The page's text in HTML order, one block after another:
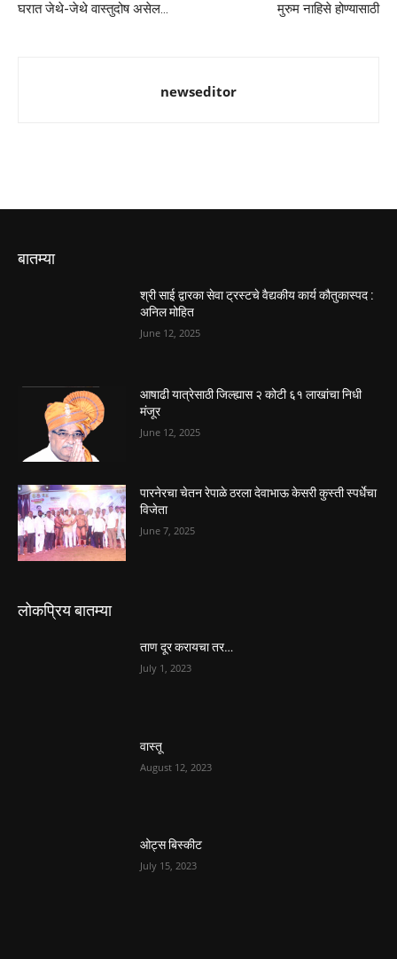
घरात जेथे-जेथे वास्तुदोष असेल… मुरुम नाहिसे होण्यासाठी
newseditor
बातम्या
श्री साई द्वारका सेवा ट्रस्टचे वैद्यकीय कार्य कौतुकास्पद :
अनिल मोहित
June 12, 2025
आषाढी यात्रेसाठी जिल्ह्यास २ कोटी ६१ लाखांचा निधी
मंजूर
June 12, 2025
पारनेरचा चेतन रेपाळे ठरला देवाभाऊ केसरी कुस्ती स्पर्धेचा
विजेता
June 7, 2025
लोकप्रिय बातम्या
ताण दूर करायचा तर…
July 1, 2023
वास्तू
August 12, 2023
ओट्स बिस्कीट
July 15, 2023